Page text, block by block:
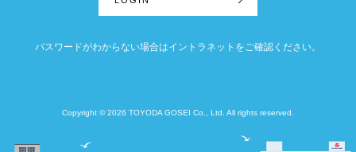
パスワードがわからない場合はイントラネットをご確認ください。
Copyright © 2026 TOYODA GOSEI Co., Ltd. All rights reserved.